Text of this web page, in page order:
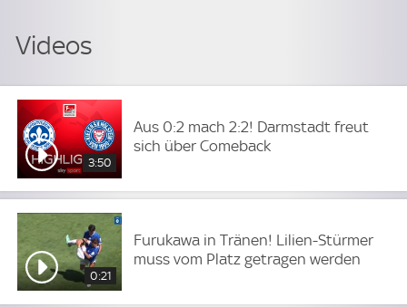
3:50
Aus 0:2 mach 2:2! Darmstadt freut
sich über Comeback
0:21
Furukawa in Tränen! Lilien-Stürmer
muss vom Platz getragen werden